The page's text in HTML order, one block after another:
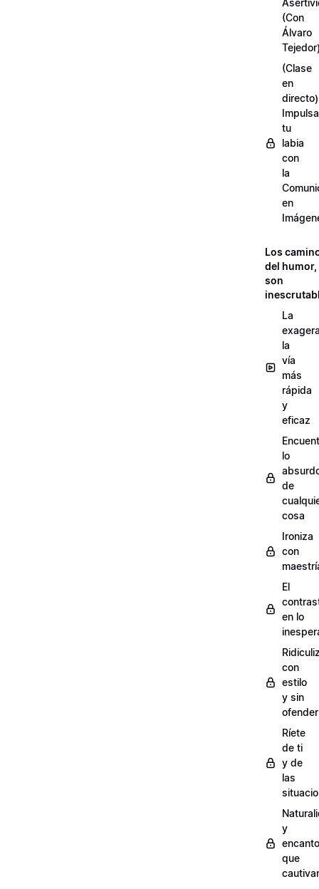
(Con
Álvaro
(Clase
en
directo)
Impulsa
tu
labia
con
la
en
Los
del humor,
son
La
la
vía
más
rápida
y
eficaz
lo
de
cosa
Ironiza
con
El
en lo
con
estilo
y sin
ofender
Ríete
de ti
y de
las
y
encanto
que